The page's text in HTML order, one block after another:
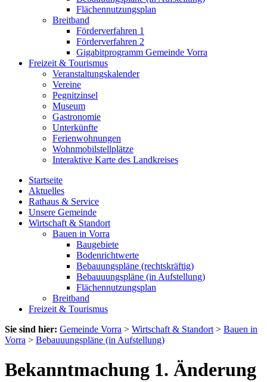
Flächennutzungsplan
Breitband
Förderverfahren 1
Förderverfahren 2
Gigabitprogramm Gemeinde Vorra
Freizeit & Tourismus
Veranstaltungskalender
Vereine
Pegnitzinsel
Museum
Gastronomie
Unterkünfte
Ferienwohnungen
Wohnmobilstellplätze
Interaktive Karte des Landkreises
Startseite
Aktuelles
Rathaus & Service
Unsere Gemeinde
Wirtschaft & Standort
Bauen in Vorra
Baugebiete
Bodenrichtwerte
Bebauungspläne (rechtskräftig)
Bebauuungspläne (in Aufstellung)
Flächennutzungsplan
Breitband
Freizeit & Tourismus
Sie sind hier: Gemeinde Vorra > Wirtschaft & Standort > Bauen in
Vorra > Bebauuungspläne (in Aufstellung)
Bekanntmachung 1. Änderung